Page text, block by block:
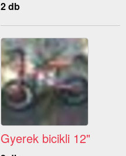
2 db
Gyerek bicikli 12"